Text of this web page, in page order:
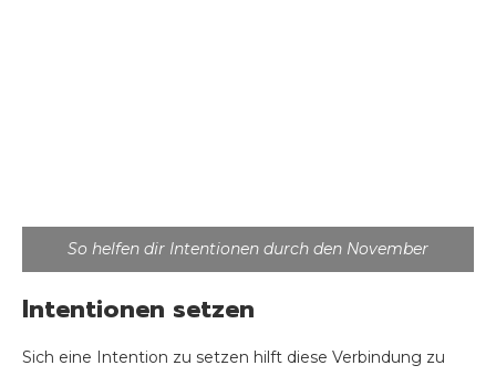
So helfen dir Intentionen durch den November
Intentionen setzen
Sich eine Intention zu setzen hilft diese Verbindung zu